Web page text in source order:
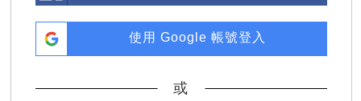
使用 Google 帳號登入
或